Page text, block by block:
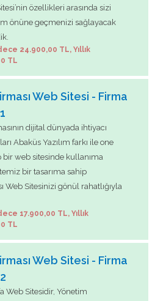
özellikleri arasında sizi
önüne geçmenizi sağlayacak
24.900,00 TL, Yıllık
TL
Web Sitesi - Firma
dijital dünyada ihtiyacı
Abaküs Yazılım farkı ile one
bir web sitesinde kullanıma
bir tasarıma sahip
Web Sitesinizi gönül rahatlığıyla
17.900,00 TL, Yıllık
TL
Web Sitesi - Firma
Web Sitesidir, Yönetim